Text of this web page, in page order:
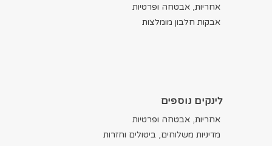
אחריות, אבטחה ופרטיות
אבקות חלבון מומלצות
לינקים נוספים
אחריות, אבטחה ופרטיות
מדיניות משלוחים, ביטולים וחזרות